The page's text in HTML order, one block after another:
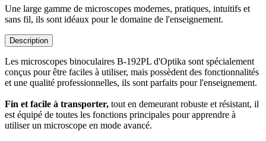
Une large gamme de microscopes modernes, pratiques, intuitifs et
sans fil, ils sont idéaux pour le domaine de l'enseignement.
Description
Les microscopes binoculaires B-192PL d'Optika sont spécialement
conçus pour être faciles à utiliser, mais possèdent des fonctionnalités
et une qualité professionnelles, ils sont parfaits pour l'enseignement.
Fin et facile à transporter, tout en demeurant robuste et résistant, il
est équipé de toutes les fonctions principales pour apprendre à
utiliser un microscope en mode avancé.